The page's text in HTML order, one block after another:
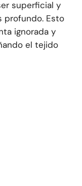
superficial y
profundo. Esto
ignorada y
el tejido